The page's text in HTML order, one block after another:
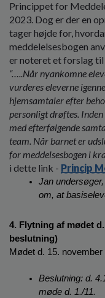
Princippet for
2023. Dog er der en
tager højde for,
meddelelsesbogen
er noteret et forslag
“…..Når nyankomne
vurderes eleverne
hjemsamtaler efter
personligt drøftes.
med efterfølgende
team. Når barnet er
for meddelsesbogen i
i dette link - Princip
Jan
om, at
4. Flytning af mødet
beslutning)
Mødet d. 15.
Beslutning: d.
møde d. 1./11.